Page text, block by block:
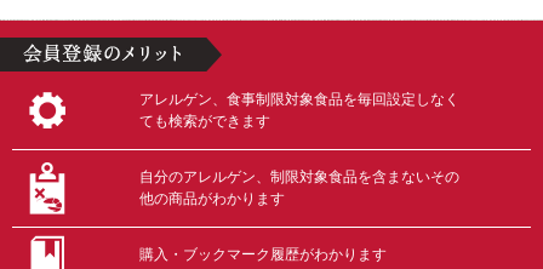
アレルゲン、食事制限対象食品を毎回設定しなく
ても検索ができます
自分のアレルゲン、制限対象食品を含まないその
他の商品がわかります
購入・ブックマーク履歴がわかります